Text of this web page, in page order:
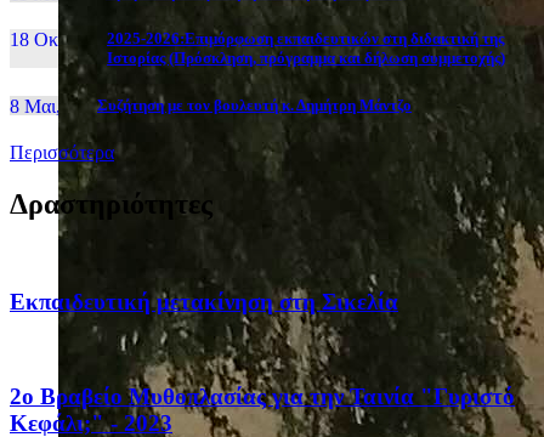
18 Οκτ, 25
2025-2026:Επιμόρφωση εκπαιδευτικών στη διδακτική της
Ιστορίας (Πρόσκληση, πρόγραμμα και δήλωση συμμετοχής)
8 Μαι, 26 Συζήτηση με τον βουλευτή κ. Δημήτρη Μάντζο
Περισσότερα
Δραστηριότητες
Eκπαιδευτική μετακίνηση στη Σικελία
2ο Βραβείο Μυθοπλασίας για την Ταινία "Γυριστό
Κεφάλι;" - 2023